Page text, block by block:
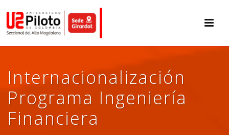
Internacionalización
Programa Ingeniería
Financiera